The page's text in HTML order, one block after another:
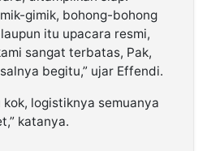
gimik, bohong-bohong
itu upacara resmi,
sangat terbatas, Pak,
begitu,” ujar Effendi.
logistiknya semuanya
katanya.